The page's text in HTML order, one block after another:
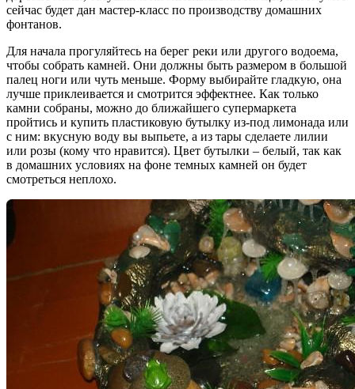
сейчас будет дан мастер-класс по производству домашних
фонтанов.
Для начала прогуляйтесь на берег реки или другого водоема,
чтобы собрать камней. Они должны быть размером в большой
палец ноги или чуть меньше. Форму выбирайте гладкую, она
лучше приклеивается и смотрится эффектнее. Как только
камни собраны, можно до ближайшего супермаркета
пройтись и купить пластиковую бутылку из-под лимонада или
с ним: вкусную воду вы выпьете, а из тары сделаете лилии
или розы (кому что нравится). Цвет бутылки – белый, так как
в домашних условиях на фоне темных камней он будет
смотреться неплохо.